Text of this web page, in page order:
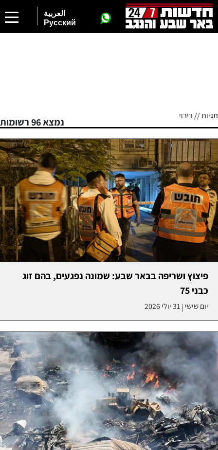
العربية
Русский
תגיות // כיבוי
נמצא 96 רשומות
פיצוץ ושריפה בבאר שבע: שמונה נפגעים, בהם זוג
כבני 75
יום שישי |31 יולי 2026